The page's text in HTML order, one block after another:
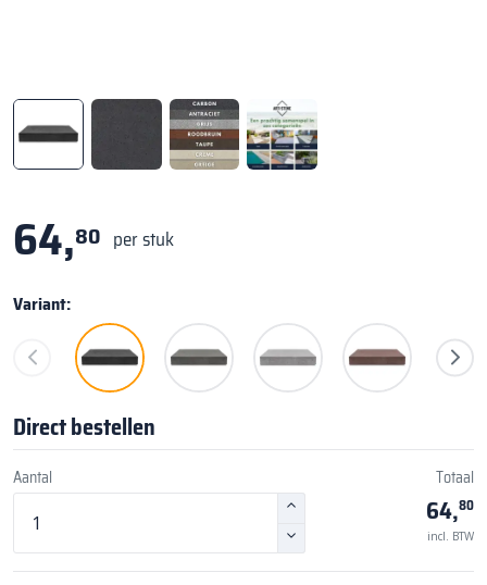
64,80 per stuk
Variant:
Direct bestellen
Aantal Totaal
64,80
incl. BTW